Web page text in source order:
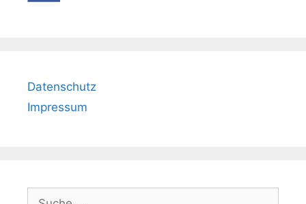
Datenschutz
Impressum